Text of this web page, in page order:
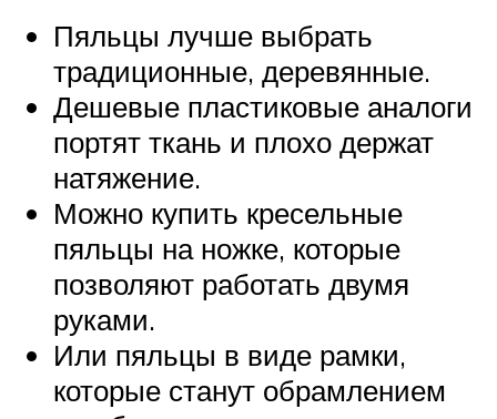
Пяльцы лучше выбрать
традиционные, деревянные.
Дешевые пластиковые аналоги
портят ткань и плохо держат
натяжение.
Можно купить кресельные
пяльцы на ножке, которые
позволяют работать двумя
руками.
Или пяльцы в виде рамки,
которые станут обрамлением